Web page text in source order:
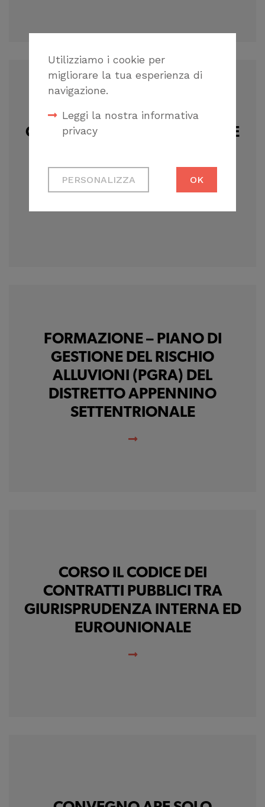
Utilizziamo i cookie per
migliorare la tua esperienza di
navigazione.
Leggi la nostra informativa
privacy
Cookie tecnici
Necessari per
PERSONALIZZA OK
CORSO ONLINE “PROGETTARE
EROGAZIONE
FORMAZIONE – PIANO DI
GESTIONE DEL RISCHIO
ALLUVIONI (PGRA) DEL
DISTRETTO APPENNINO
SETTENTRIONALE
CORSO IL CODICE DEI
CONTRATTI PUBBLICI TRA
GIURISPRUDENZA INTERNA ED
EUROUNIONALE